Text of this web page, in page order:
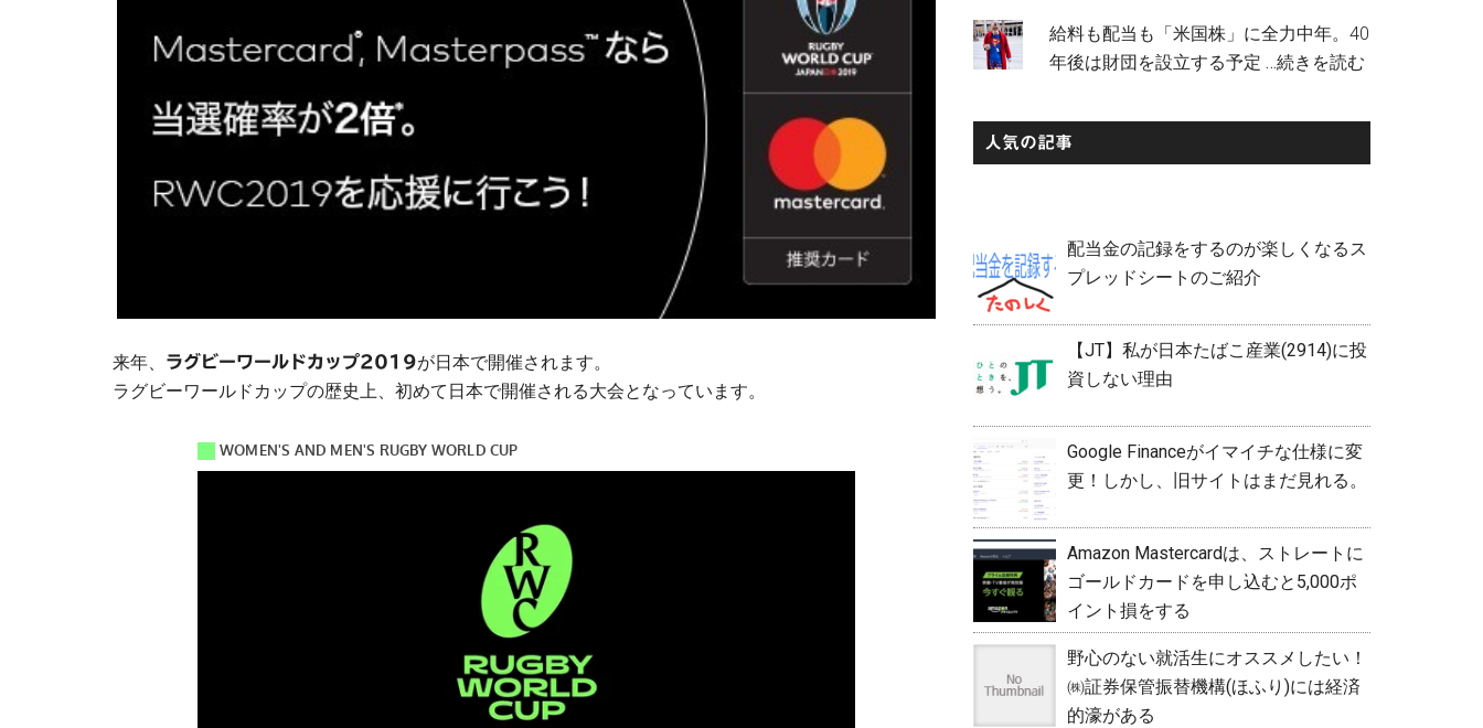
来年、 ラグビーワールドカップ2019が日本で開催されます。
ラグビーワールドカップの歴史上、初めて日本で開催される大会となっています。
給料も配当も「米国株」に全力中年。40
年後は財団を設立する予定 …続きを読む
人気の記事
配当金の記録をするのが楽しくなるス
プレッドシートのご紹介
【JT】私が日本たばこ産業(2914)に投
資しない理由
Google Financeがイマイチな仕様に変
更！しかし、旧サイトはまだ見れる。
Amazon Mastercardは、ストレートに
ゴールドカードを申し込むと5,000ポ
イント損をする
野心のない就活生にオススメしたい！
㈱証券保管振替機構(ほふり)には経済
的濠がある